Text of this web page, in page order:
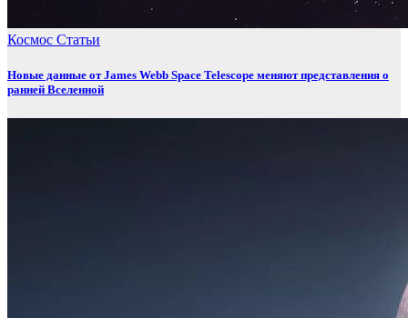
Космос Статьи
Новые данные от James Webb Space Telescope меняют представления о
ранней Вселенной